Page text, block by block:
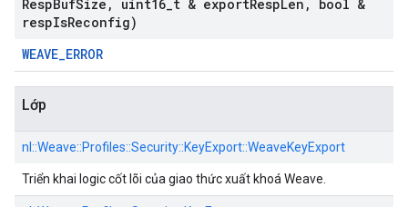
RespBufSize , uint16 t & exportRespLen ,
bool &
respIsReconfig)
WEAVE_ERROR
Lớp
nl::Weave::Profiles::Security::KeyExport::WeaveKeyExport
Triển khai logic cốt lõi của giao thức xuất khoá Weave.